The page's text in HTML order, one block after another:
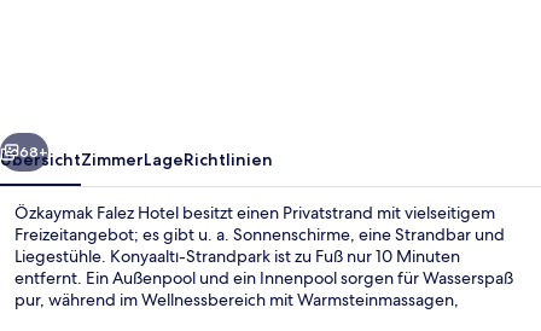
Weiter
68+
ÜbersichtZimmerLageRichtlinien
Özkaymak Falez Hotel besitzt einen Privatstrand mit vielseitigem
Freizeitangebot; es gibt u. a. Sonnenschirme, eine Strandbar und
Liegestühle. Konyaaltı-Strandpark ist zu Fuß nur 10 Minuten
entfernt. Ein Außenpool und ein Innenpool sorgen für Wasserspaß
pur, während im Wellnessbereich mit Warmsteinmassagen,